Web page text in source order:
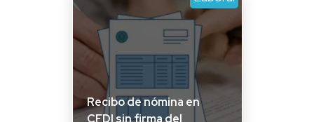
Recibo de nómina en
CFDI sin firma del